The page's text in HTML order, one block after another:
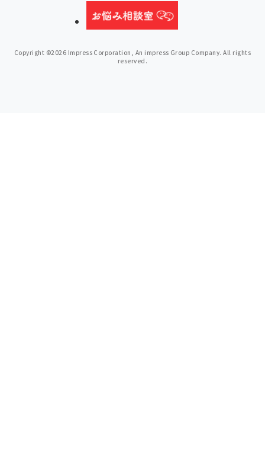
Copyright ©2026 Impress Corporation, An impress Group Company. All rights
reserved.